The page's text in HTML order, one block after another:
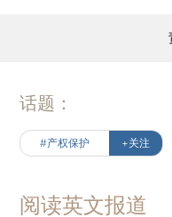
话题：
#产权保护 +关注
阅读英文报道